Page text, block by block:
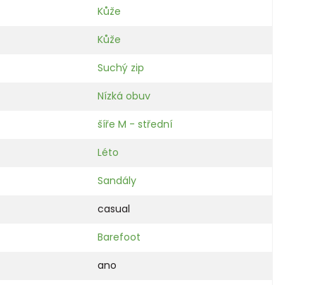
Kůže
Kůže
Suchý zip
Nízká obuv
šíře M - střední
Léto
Sandály
casual
Barefoot
ano